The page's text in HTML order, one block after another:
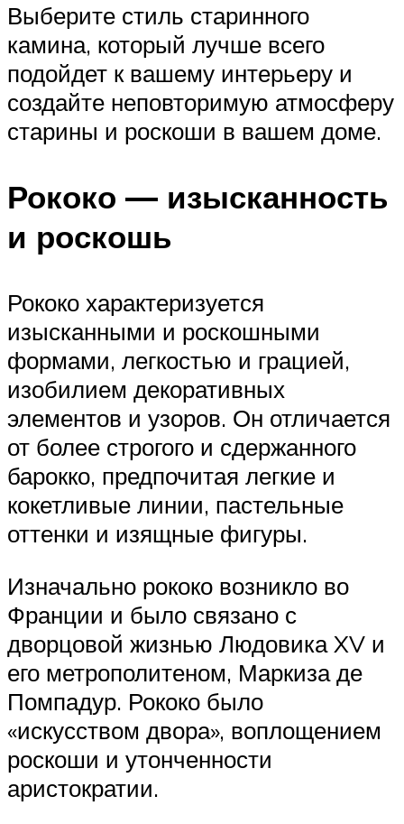
Выберите стиль старинного
камина, который лучше всего
подойдет к вашему интерьеру и
создайте неповторимую атмосферу
старины и роскоши в вашем доме.
Рококо — изысканность
и роскошь
Рококо характеризуется
изысканными и роскошными
формами, легкостью и грацией,
изобилием декоративных
элементов и узоров. Он отличается
от более строгого и сдержанного
барокко, предпочитая легкие и
кокетливые линии, пастельные
оттенки и изящные фигуры.
Изначально рококо возникло во
Франции и было связано с
дворцовой жизнью Людовика XV и
его метрополитеном, Маркиза де
Помпадур. Рококо было
«искусством двора», воплощением
роскоши и утонченности
аристократии.